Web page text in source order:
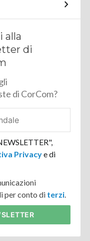
alla
di
di CorCom?
Privacye di
per conto di terzi